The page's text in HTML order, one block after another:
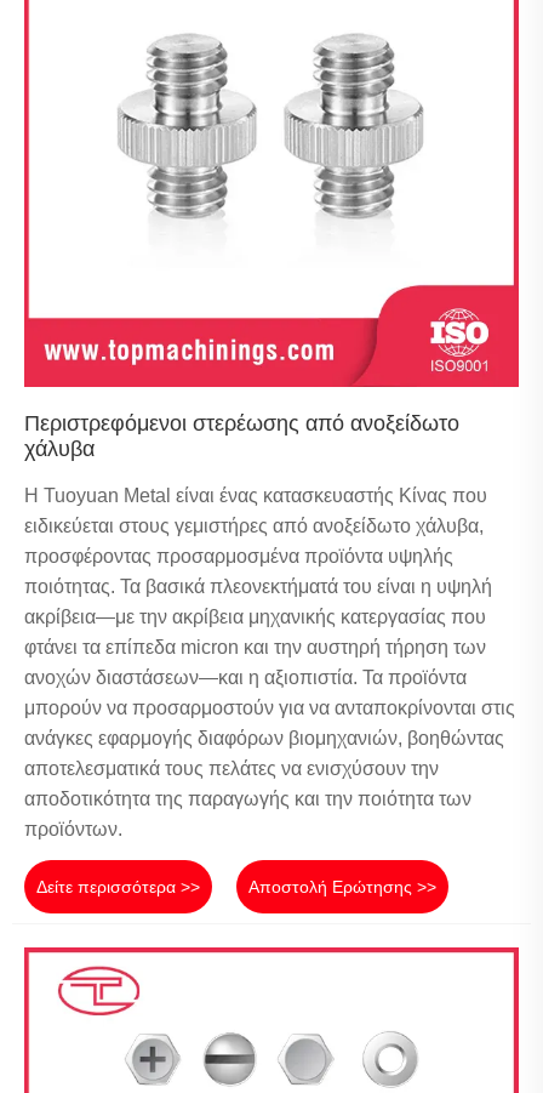
Περιστρεφόμενοι στερέωσης από ανοξείδωτο
χάλυβα
Η Tuoyuan Metal είναι ένας κατασκευαστής Κίνας που
ειδικεύεται στους γεμιστήρες από ανοξείδωτο χάλυβα,
προσφέροντας προσαρμοσμένα προϊόντα υψηλής
ποιότητας. Τα βασικά πλεονεκτήματά του είναι η υψηλή
ακρίβεια—με την ακρίβεια μηχανικής κατεργασίας που
φτάνει τα επίπεδα micron και την αυστηρή τήρηση των
ανοχών διαστάσεων—και η αξιοπιστία. Τα προϊόντα
μπορούν να προσαρμοστούν για να ανταποκρίνονται στις
ανάγκες εφαρμογής διαφόρων βιομηχανιών, βοηθώντας
αποτελεσματικά τους πελάτες να ενισχύσουν την
αποδοτικότητα της παραγωγής και την ποιότητα των
προϊόντων.
Δείτε περισσότερα >> Αποστολή Ερώτησης >>